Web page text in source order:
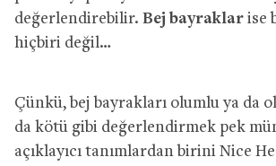
değerlendirebilir. Bej bayraklar ise
hiçbiri değil…
Çünkü, bej bayrakları olumlu ya da
da kötü gibi değerlendirmek pek
açıklayıcı tanımlardan birini Nice